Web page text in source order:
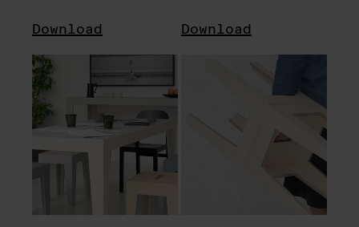
Download Download